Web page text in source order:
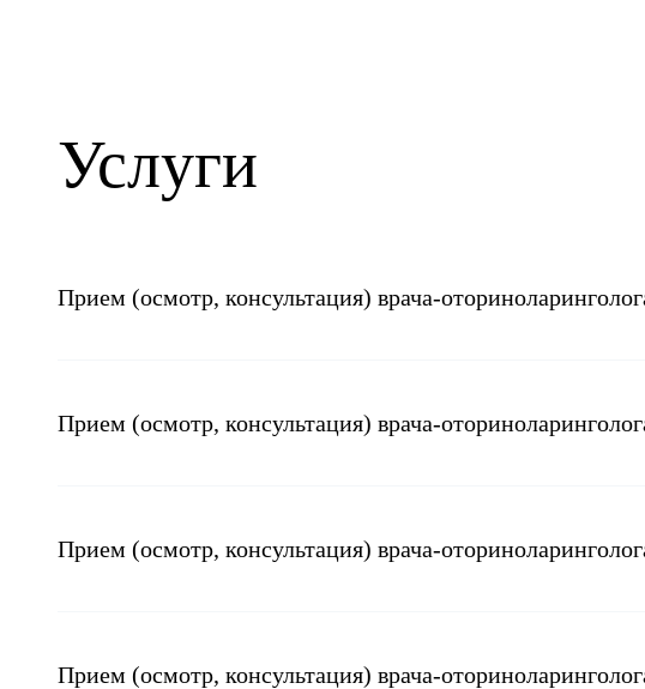
Услуги
Прием (осмотр, консультация) врача-
Прием (осмотр, консультация) врача-
Прием (осмотр, консультация) врача-
Прием (осмотр, консультация) врача-